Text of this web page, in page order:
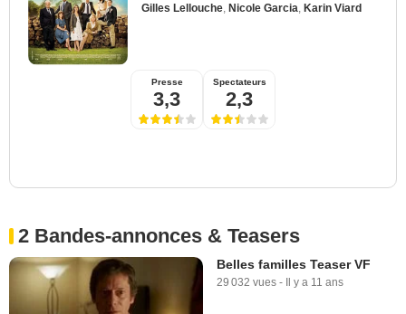
Gilles Lellouche Nicole Garcia Karin Viard
Presse
3,3
Spectateurs
2,3
2 Bandes-annonces & Teasers
Belles familles Teaser VF
29 032 vues - Il y a 11 ans